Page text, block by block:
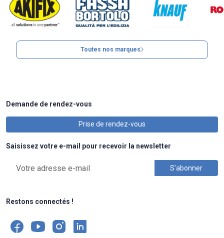
Toutes nos marques
Demande de rendez-vous
Prise de rendez-vous
Saisissez votre e-mail pour recevoir la newsletter
Restons connectés !